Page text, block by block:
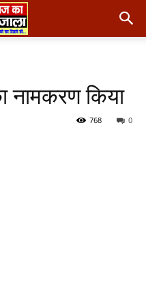
नामकरण किया
0
768